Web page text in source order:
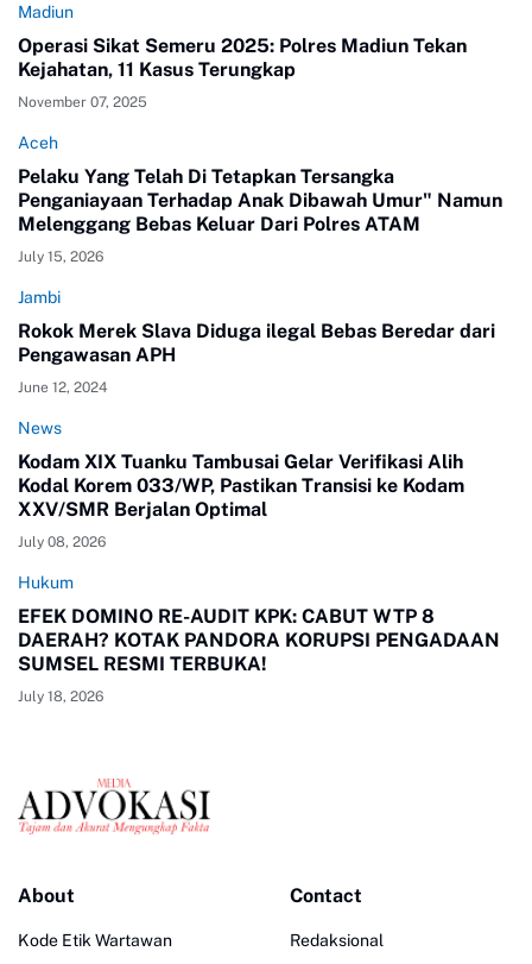
Madiun
Operasi Sikat Semeru 2025: Polres Madiun Tekan
Kejahatan, 11 Kasus Terungkap
November 07, 2025
Aceh
Pelaku Yang Telah Di Tetapkan Tersangka
Penganiayaan Terhadap Anak Dibawah Umur" Namun
Melenggang Bebas Keluar Dari Polres ATAM
July 15, 2026
Jambi
Rokok Merek Slava Diduga ilegal Bebas Beredar dari
Pengawasan APH
June 12, 2024
News
Kodam XIX Tuanku Tambusai Gelar Verifikasi Alih
Kodal Korem 033/WP, Pastikan Transisi ke Kodam
XXV/SMR Berjalan Optimal
July 08, 2026
Hukum
EFEK DOMINO RE-AUDIT KPK: CABUT WTP 8
DAERAH? KOTAK PANDORA KORUPSI PENGADAAN
SUMSEL RESMI TERBUKA!
July 18, 2026
About
Kode Etik Wartawan
Contact
Redaksional